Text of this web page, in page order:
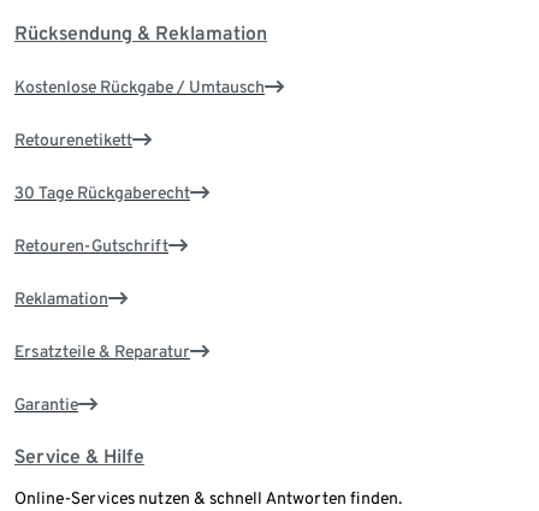
Rücksendung & Reklamation
Kostenlose Rückgabe / Umtausch
Retourenetikett
30 Tage Rückgaberecht
Retouren-Gutschrift
Reklamation
Ersatzteile & Reparatur
Garantie
Service & Hilfe
Online-Services nutzen & schnell Antworten finden.